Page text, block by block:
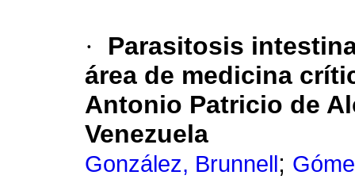
·
Parasitosis
área de medicina
Antonio Patricio de
Venezuela
González, Brunnell ;